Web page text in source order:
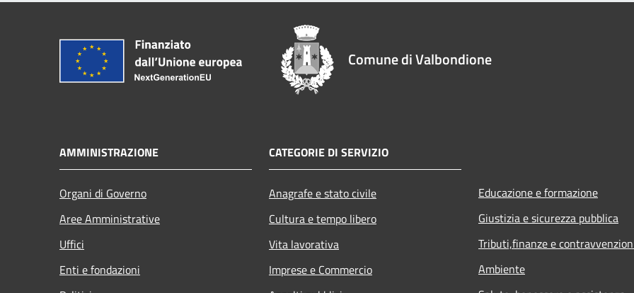
Comune di Valbondione
AMMINISTRAZIONE
Organi di Governo
Aree Amministrative
Uffici
Enti e fondazioni
CATEGORIE DI SERVIZIO
Anagrafe e stato civile
Cultura e tempo libero
Vita lavorativa
Imprese e Commercio
Educazione e formazione
Giustizia e sicurezza pubblica
Tributi,finanze e
Ambiente